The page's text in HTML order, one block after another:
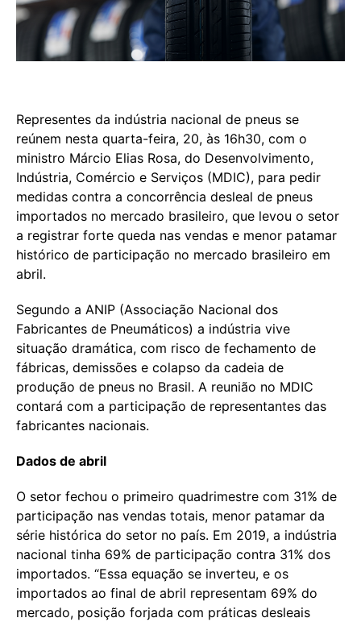
Representes da indústria nacional de pneus se
reúnem nesta quarta-feira, 20, às 16h30, com o
ministro Márcio Elias Rosa, do Desenvolvimento,
Indústria, Comércio e Serviços (MDIC), para pedir
medidas contra a concorrência desleal de pneus
importados no mercado brasileiro, que levou o setor
a registrar forte queda nas vendas e menor patamar
histórico de participação no mercado brasileiro em
abril.
Segundo a ANIP (Associação Nacional dos
Fabricantes de Pneumáticos) a indústria vive
situação dramática, com risco de fechamento de
fábricas, demissões e colapso da cadeia de
produção de pneus no Brasil. A reunião no MDIC
contará com a participação de representantes das
fabricantes nacionais.
Dados de abril
O setor fechou o primeiro quadrimestre com 31% de
participação nas vendas totais, menor patamar da
série histórica do setor no país. Em 2019, a indústria
nacional tinha 69% de participação contra 31% dos
importados. “Essa equação se inverteu, e os
importados ao final de abril representam 69% do
mercado, posição forjada com práticas desleais